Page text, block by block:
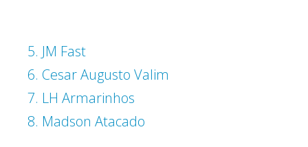
5. JM Fast
6. Cesar Augusto Valim
7. LH Armarinhos
8. Madson Atacado